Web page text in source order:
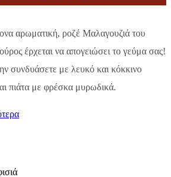
αρωματική, ροζέ Μαλαγουζιά του
έρχεται να απογειώσει το γεύμα σας!
συνδυάσετε με λευκό και κόκκινο
πιάτα με φρέσκα μυρωδικά.